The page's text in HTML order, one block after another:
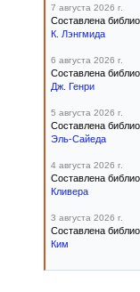
7 августа 2026 г.
Составлена
К. Лэнгмида
6 августа 2026 г.
Составлена
Дж. Генри
5 августа 2026 г.
Составлена
Эль-Сайеда
4 августа 2026 г.
Составлена
Кливера
3 августа 2026 г.
Составлена
Ким